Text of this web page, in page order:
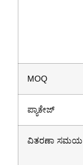
MOQ
ಪ್ಯಾಕೇಜ್
ವಿತರಣಾ ಸಮಯ